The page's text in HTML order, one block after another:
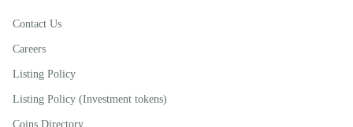
Contact Us
Careers
Listing Policy
Listing Policy (Investment tokens)
Coins Directory